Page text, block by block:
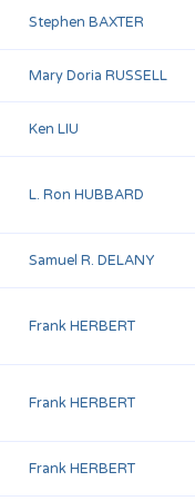
Stephen BAXTER
Mary Doria RUSSELL
Ken LIU
L. Ron HUBBARD
Samuel R. DELANY
Frank HERBERT
Frank HERBERT
Frank HERBERT